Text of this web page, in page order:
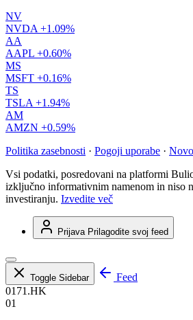
NV
NVDA +1.09%
AA
AAPL +0.60%
MS
MSFT +0.16%
TS
TSLA +1.94%
AM
AMZN +0.59%
Politika zasebnosti · Pogoji uporabe ·
Vsi podatki, posredovani na platformi
izključno informativnim namenom in niso
investiranju. Izvedite več
Prijava Prilagodite svoj feed
Toggle Sidebar
Feed
0171.HK
01